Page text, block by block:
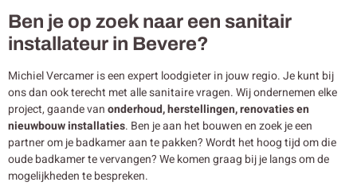
Ben je op zoek naar een sanitair
installateur in Bevere?
Michiel Vercamer is een expert loodgieter in jouw regio. Je kunt bij
ons dan ook terecht met alle sanitaire vragen. Wij ondernemen elke
project, gaande vanonderhoud, herstellingen, renovaties en
nieuwbouwinstallaties. Ben je aan het bouwen en zoek je een
partner om je badkamer aan te pakken? Wordt het hoog tijd om die
oude badkamer te vervangen? We komen graag bij je langs om de
mogelijkheden te bespreken.